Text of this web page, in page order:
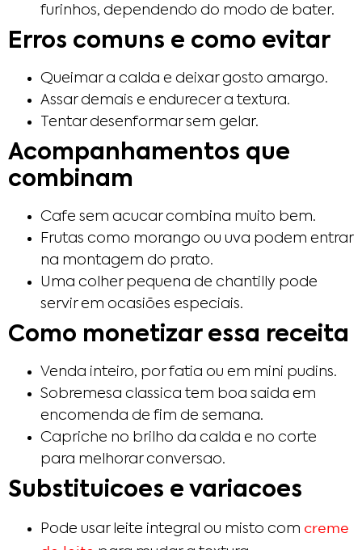
furinhos, dependendo do modo de bater.
Erros comuns e como evitar
Queimar a calda e deixar gosto amargo.
Assar demais e endurecer a textura.
Tentar desenformar sem gelar.
Acompanhamentos que
combinam
Cafe sem acucar combina muito bem.
Frutas como morango ou uva podem entrar
na montagem do prato.
Uma colher pequena de chantilly pode
servir em ocasiões especiais.
Como monetizar essa receita
Venda inteiro, por fatia ou em mini pudins.
Sobremesa classica tem boa saida em
encomenda de fim de semana.
Capriche no brilho da calda e no corte
para melhorar conversao.
Substituicoes e variacoes
Pode usar leite integral ou misto com creme